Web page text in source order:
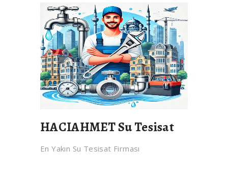
HACIAHMET Su Tesisat
En Yakın Su Tesisat Firması